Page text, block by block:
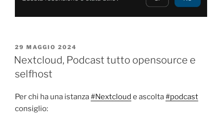
PUBBLICATO
IL
29 MAGGIO 2024
Nextcloud, Podcast tutto opensource e
selfhost
Per chi ha una istanza#Nextcloud e ascolta#podcast
consiglio: